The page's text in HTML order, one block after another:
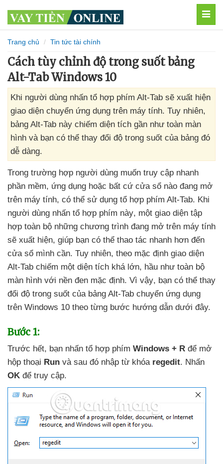
Trang chủ Tin tức tài chính
Cách tùy chỉnh độ trong suốt bảng
Alt-Tab Windows 10
Khi người dùng nhấn tổ hợp phím Alt-Tab sẽ xuất hiện
giao diện chuyển ứng dụng trên máy tính. Tuy nhiên,
bảng Alt-Tab này chiếm diện tích gần như toàn màn
hình và bạn có thể thay đổi độ trong suốt của bảng đó
dễ dàng.
Trong trường hợp người dùng muốn truy cập nhanh
phần mềm, ứng dụng hoặc bất cứ cửa sổ nào đang mở
trên máy tính, có thể sử dụng tổ hợp phím Alt-Tab. Khi
người dùng nhấn tổ hợp phím này, một giao diện tập
hợp toàn bộ những chương trình đang mở trên máy tính
sẽ xuất hiện, giúp bạn có thể thao tác nhanh hơn đến
cửa sổ mình cần. Tuy nhiên, theo mặc định giao diện
Alt-Tab chiếm một diện tích khá lớn, hầu như toàn bộ
màn hình với nền đen mặc định. Vì vậy, bạn có thể thay
đổi độ trong suốt của bảng Alt-Tab chuyển ứng dụng
trên Windows 10 theo từng bước hướng dẫn dưới đây.
Bước 1:
Trước hết, bạn nhấn tổ hợp phím Windows + R để mở
hộp thoại Run và sau đó nhập từ khóa regedit. Nhấn
OK để truy cập.